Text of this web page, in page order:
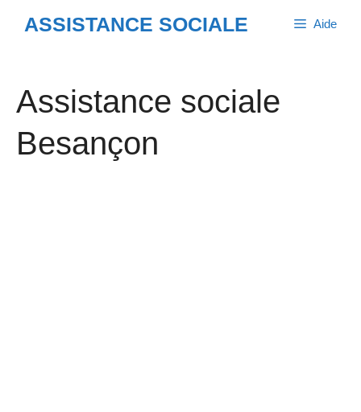
ASSISTANCE SOCIALE Aide
Assistance sociale
Besançon